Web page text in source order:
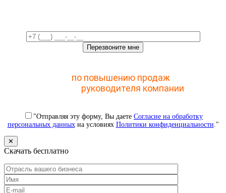
по повышению продаж
руководителя компании
"Отправляя эту форму, Вы даете Согласие на обработку
персональных данныхна условиях Политики конфиденциальности ."
✕
Скачать бесплатно